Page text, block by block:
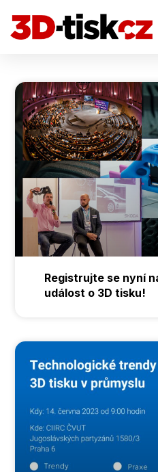
na
Registrujte se nyní
událost o 3D tisku!